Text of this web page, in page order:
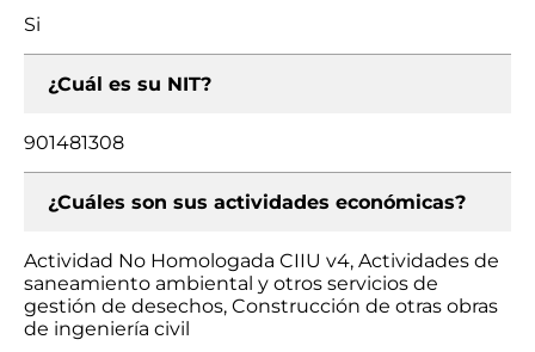
Si
¿Cuál es su NIT?
901481308
¿Cuáles son sus actividades económicas?
Actividad No Homologada CIIU v4, Actividades de
saneamiento ambiental y otros servicios de
gestión de desechos, Construcción de otras obras
de ingeniería civil